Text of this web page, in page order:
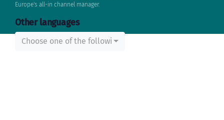
Europe's all-in channel manager.
Other languages
Choose one of the following...